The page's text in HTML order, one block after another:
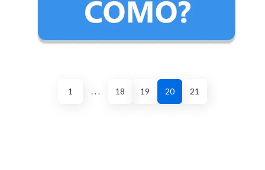
1 . . . 18 19 20 21